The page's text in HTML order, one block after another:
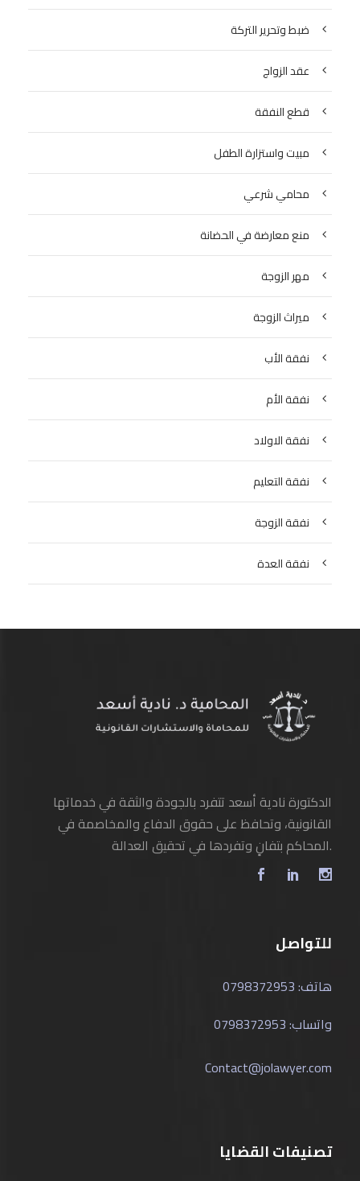
ضبط وتحرير التركة
عقد الزواج
قطع النفقة
مبيت واستزارة الطفل
محامي شرعي
منع معارضة في الحضانة
مهر الزوجة
ميراث الزوجة
نفقة الأب
نفقة الأم
نفقة الاولاد
نفقة التعليم
نفقة الزوجة
نفقة العدة
الدكتورة نادية أسعد تتفرد بالجودة والثقة في خدماتها
القانونية، وتحافظ على حقوق الدفاع والمخاصمة في
المحاكم بتفانٍ وتفردها في تحقيق العدالة.
للتواصل
هاتف: 0798372953
واتساب: 0798372953
Contact@jolawyer.com
تصنيفات القضايا